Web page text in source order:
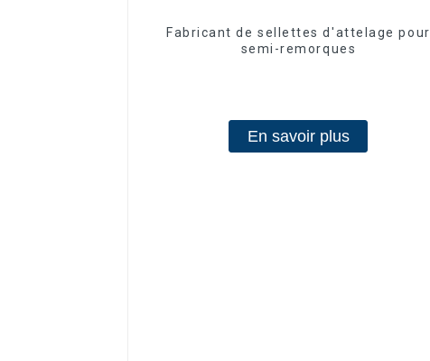
Fabricant de sellettes d'attelage pour
semi-remorques
En savoir plus